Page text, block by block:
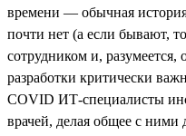
времени — обычная
почти нет (а если бывают,
сотрудником и,
разработки критически
COVID ИТ-специалисты
врачей, делая общее с ними